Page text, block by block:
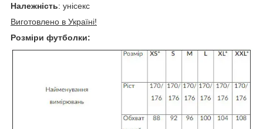
Належність: унісекс
Виготовлено в Україні!
Розміри футболки: